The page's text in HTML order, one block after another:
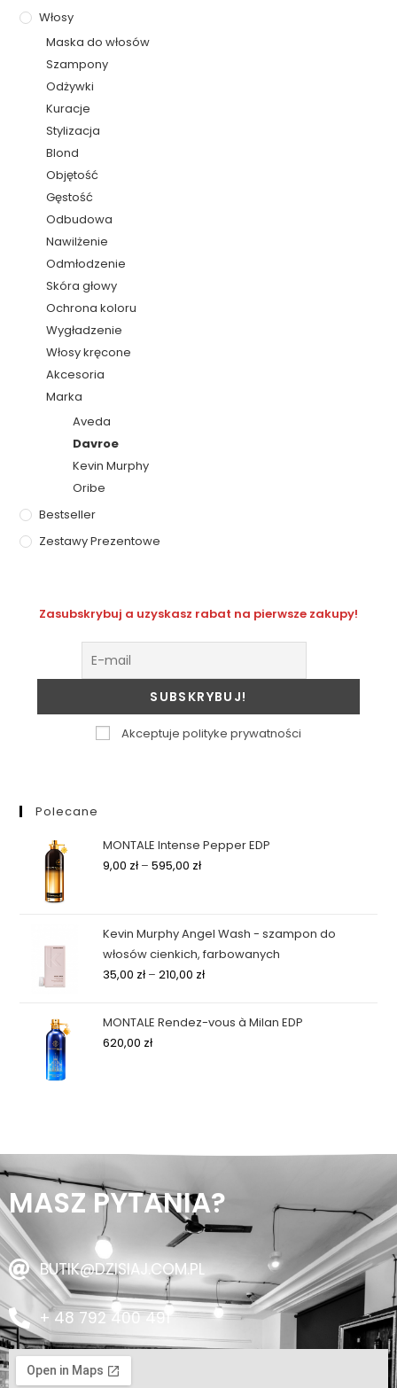
Włosy
Maska do włosów
Szampony
Odżywki
Kuracje
Stylizacja
Blond
Objętość
Gęstość
Odbudowa
Nawilżenie
Odmłodzenie
Skóra głowy
Ochrona koloru
Wygładzenie
Włosy kręcone
Akcesoria
Marka
Aveda
Davroe
Kevin Murphy
Oribe
Bestseller
Zestawy Prezentowe
Zasubskrybuj a uzyskasz rabat na pierwsze zakupy!
Akceptuje polityke prywatności
Polecane
MONTALE Intense Pepper EDP
9,00 zł– 595,00 zł
Kevin Murphy Angel Wash - szampon do
włosów cienkich, farbowanych
35,00 zł– 210,00 zł
MONTALE Rendez-vous à Milan EDP
620,00 zł
MASZ PYTANIA?
BUTIK@DZISIAJ.COM.PL
+ 48 792 400 491